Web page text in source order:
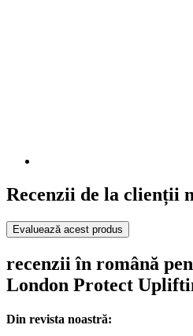
Recenzii de la clienții
Evaluează acest produs
recenzii în română
London Protect
Din revista noastră: